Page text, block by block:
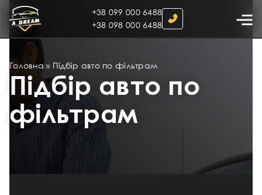
+38 099 000 6488
+38 098 000 6488
Головна» Підбір авто по фільтрам
Підбір авто по
фільтрам